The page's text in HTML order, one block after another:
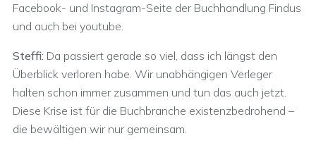
Facebook- und Instagram-Seite der Buchhandlung Findus
und auch bei youtube.
Steffi: Da passiert gerade so viel, dass ich längst den
Überblick verloren habe. Wir unabhängigen Verleger
halten schon immer zusammen und tun das auch jetzt.
Diese Krise ist für die Buchbranche existenzbedrohend –
die bewältigen wir nur gemeinsam.